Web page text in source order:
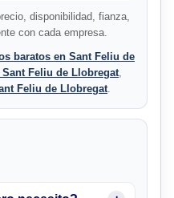
disponibilidad, fianza,
con cada empresa.
baratos en Sant Feliu de
Feliu de Llobregat
Feliu de Llobregat